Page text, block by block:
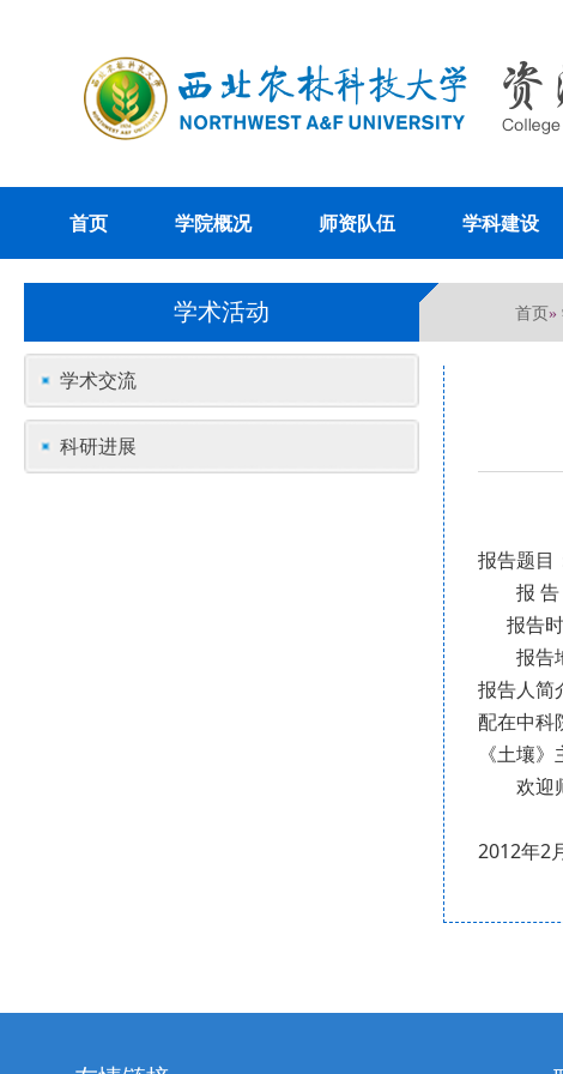
首页 学院概况 师资队伍 学科建设
学术活动 首页»
学术交流
科研进展
报告题目
报 告
报告时
报告地
报告人简
配在中科
《土壤
欢迎师
资
2012年2